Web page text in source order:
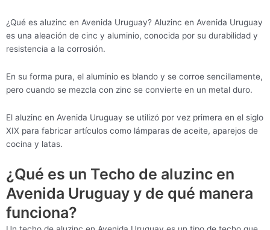
¿Qué es aluzinc en Avenida Uruguay? Aluzinc en Avenida Uruguay
es una aleación de cinc y aluminio, conocida por su durabilidad y
resistencia a la corrosión.
En su forma pura, el aluminio es blando y se corroe sencillamente,
pero cuando se mezcla con zinc se convierte en un metal duro.
El aluzinc en Avenida Uruguay se utilizó por vez primera en el siglo
XIX para fabricar artículos como lámparas de aceite, aparejos de
cocina y latas.
¿Qué es un Techo de aluzinc en
Avenida Uruguay y de qué manera
funciona?